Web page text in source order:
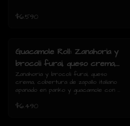
$6.590
Guacamole Roll: Zanahoria y
brocoli furai, queso crema,
cobertura de zapallo italiano
apanado en panko y
(8 piezas)
Zanahoria y brocoli furai, queso
crema, cobertura de zapallo italiano
apanado en panko y guacamole con
$6.490